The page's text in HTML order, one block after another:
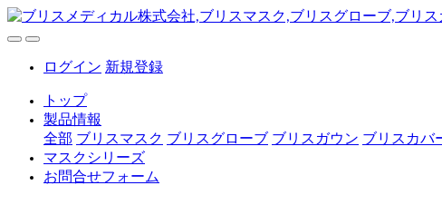
ログイン 新規登録
トップ
製品情報
全部 ブリスマスク ブリスグローブ ブリスガウン ブリスカバ
マスクシリーズ
お問合せフォーム